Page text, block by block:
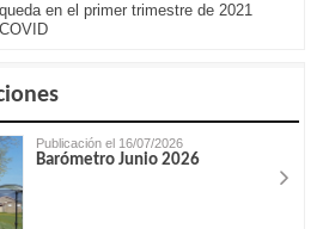
en el primer trimestre de 2021
Publicación el 16/07/2026
Barómetro Junio 2026